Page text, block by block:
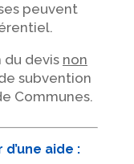
peuvent
du devis non
subvention
Communes.
aide :